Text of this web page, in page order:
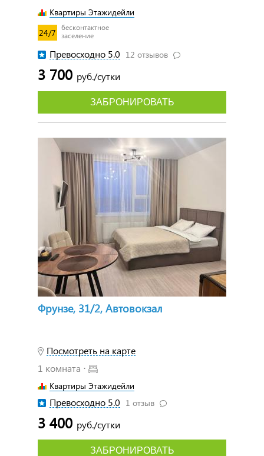
Квартиры Этажидейли
24/7
бесконтактное
заселение
Превосходно 5.0 12 отзывов
3 700 руб./сутки
ЗАБРОНИРОВАТЬ
Фрунзе, 31/2, Автовокзал
Посмотреть на карте
1 комната ⋅
Квартиры Этажидейли
Превосходно 5.0 1 отзыв
3 400 руб./сутки
ЗАБРОНИРОВАТЬ